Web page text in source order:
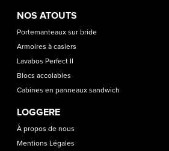
ASSETS
NOS ATOUTS
Portemanteaux sur bride
Armoires à casiers
Lavabos Perfect II
Blocs accolables
Cabines en panneaux sandwich
LOGGERE
À propos de nous
Mentions Légales